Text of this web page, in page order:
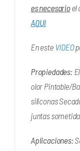
es necesarioel
AQUI
En esteVIDEO
Propiedades:
olor Pintable/
siliconas
juntas
Aplicaciones: